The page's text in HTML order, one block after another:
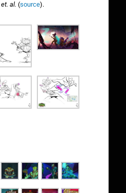
et. al. (source).